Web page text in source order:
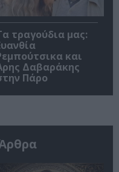
τραγούδια μας:
και
Δαβαράκης
Πάρο